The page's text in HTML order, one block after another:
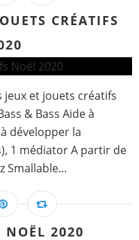
CRÉATIFS
jeux et jouets créatifs
& Bass Aide à
développer la
1 médiator A partir de
Smallable...
NOËL 2020